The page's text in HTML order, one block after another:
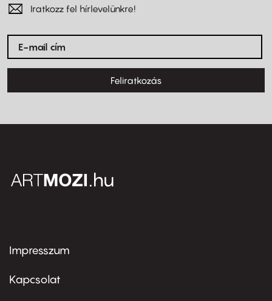
Iratkozz fel hírlevelünkre!
Feliratkozás
Footer
first
Impresszum
Kapcsolat